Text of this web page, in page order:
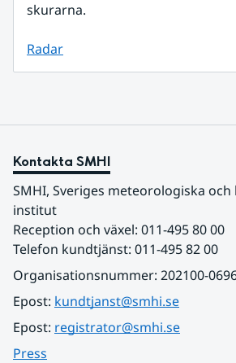
skurarna.
Radar
Kontakta SMHI
SMHI, Sveriges meteorologiska
institut
Reception och växel: 011-495 80 00
Telefon kundtjänst: 011-495 82 00
Organisationsnummer: 202100-
Epost: kundtjanst@smhi.se
Epost: registrator@smhi.se
Press